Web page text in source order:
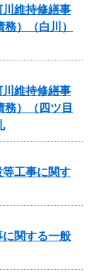
維持修繕事
）（白川）
維持修繕事
）（四ツ目
等工事に関す
に関する一般